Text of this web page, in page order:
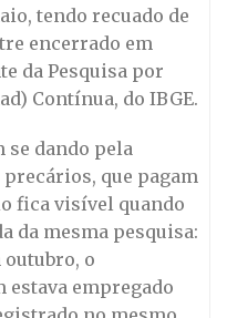
tendo recuado de
encerrado em
da Pesquisa por
Contínua, do IBGE.
se dando pela
que pagam
fica visível quando
da mesma pesquisa:
o
estava empregado